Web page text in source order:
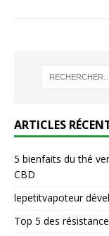
ARTICLES
5 bienfaits du thé
CBD
lepetitvapoteur
Top 5 des